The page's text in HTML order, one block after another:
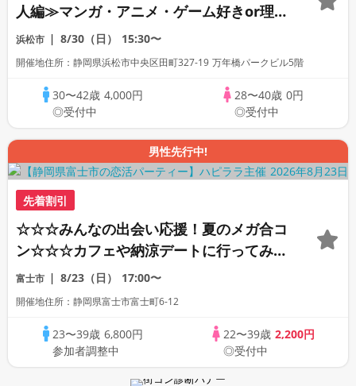
人編≫マンガ・アニメ・ゲーム好きor理解
者限定婚活パーティー
浜松市 8/30（日） 15:30〜
開催地住所：静岡県浜松市中央区田町327-19 万年橋パークビル5階
30〜42歳 4,000円
◎受付中
28〜40歳 0円
◎受付中
男性先行中!
先着割引
☆☆☆みんなの出会い応援！夏のメガ合コ
ン☆☆☆カフェや納涼デートに行ってみた
い♪♪理想の年の差で楽しく恋活パーティ
ー♪♪個性いろいろ♪♪人柄いろいろ♪♪業界
換自由
富士市 8/23（日） 17:00〜
開催地住所：静岡県富士市富士町6-12
23〜39歳 6,800円
参加者調整中
22〜39歳 2,200円
◎受付中